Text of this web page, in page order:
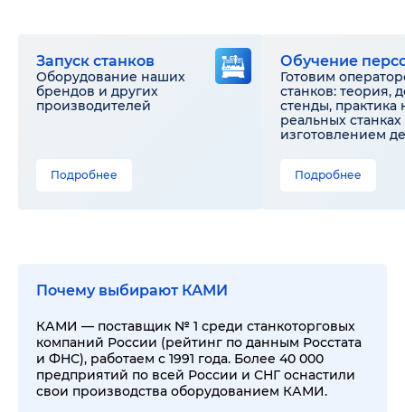
Запуск станков
Оборудование наших
брендов и других
производителей
Подробнее
Обучение
Готовим
станков: теория,
стенды, практика
реальных станках
изготовлением
Подробнее
Почему выбирают КАМИ
КАМИ — поставщик № 1 среди станкоторговых
компаний России (рейтинг по данным Росстата
и ФНС), работаем с 1991 года. Более 40 000
предприятий по всей России и СНГ оснастили
свои производства оборудованием КАМИ.